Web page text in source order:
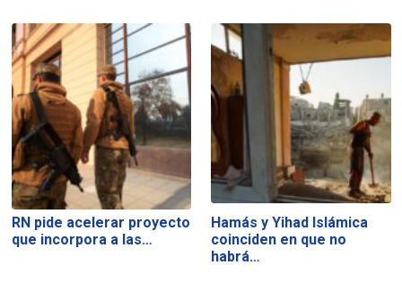
RN pide acelerar proyecto
que incorpora a las…
Hamás y Yihad Islámica
coinciden en que no
habrá…